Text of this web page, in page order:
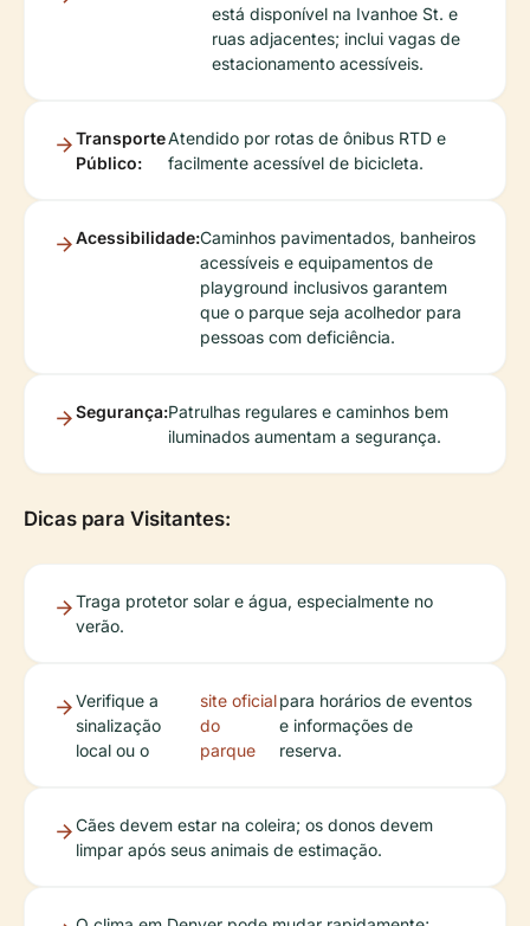
está disponível na Ivanhoe St. e
ruas adjacentes; inclui vagas de
estacionamento acessíveis.
Transporte
Público:
Atendido por rotas de ônibus RTD e
facilmente acessível de bicicleta.
Acessibilidade:Caminhos pavimentados, banheiros
acessíveis e equipamentos de
playground inclusivos garantem
que o parque seja acolhedor para
pessoas com deficiência.
Segurança:Patrulhas regulares e caminhos bem
iluminados aumentam a segurança.
Dicas para Visitantes:
Traga protetor solar e água, especialmente no
verão.
Verifique a
sinalização
local ou o
site oficial
do
parque
para horários de eventos
e informações de
reserva.
Cães devem estar na coleira; os donos devem
limpar após seus animais de estimação.